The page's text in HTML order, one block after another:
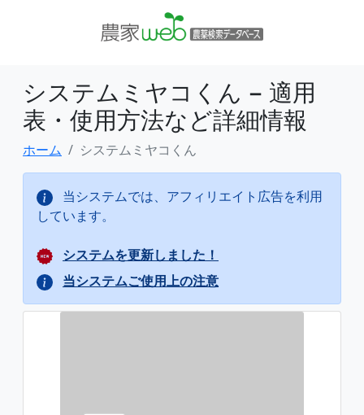
システムミヤコくん − 適用
表・使用方法など詳細情報
ホーム システムミヤコくん
当システムでは、アフィリエイト広告を利用
しています。
システムを更新しました！
当システムご使用上の注意